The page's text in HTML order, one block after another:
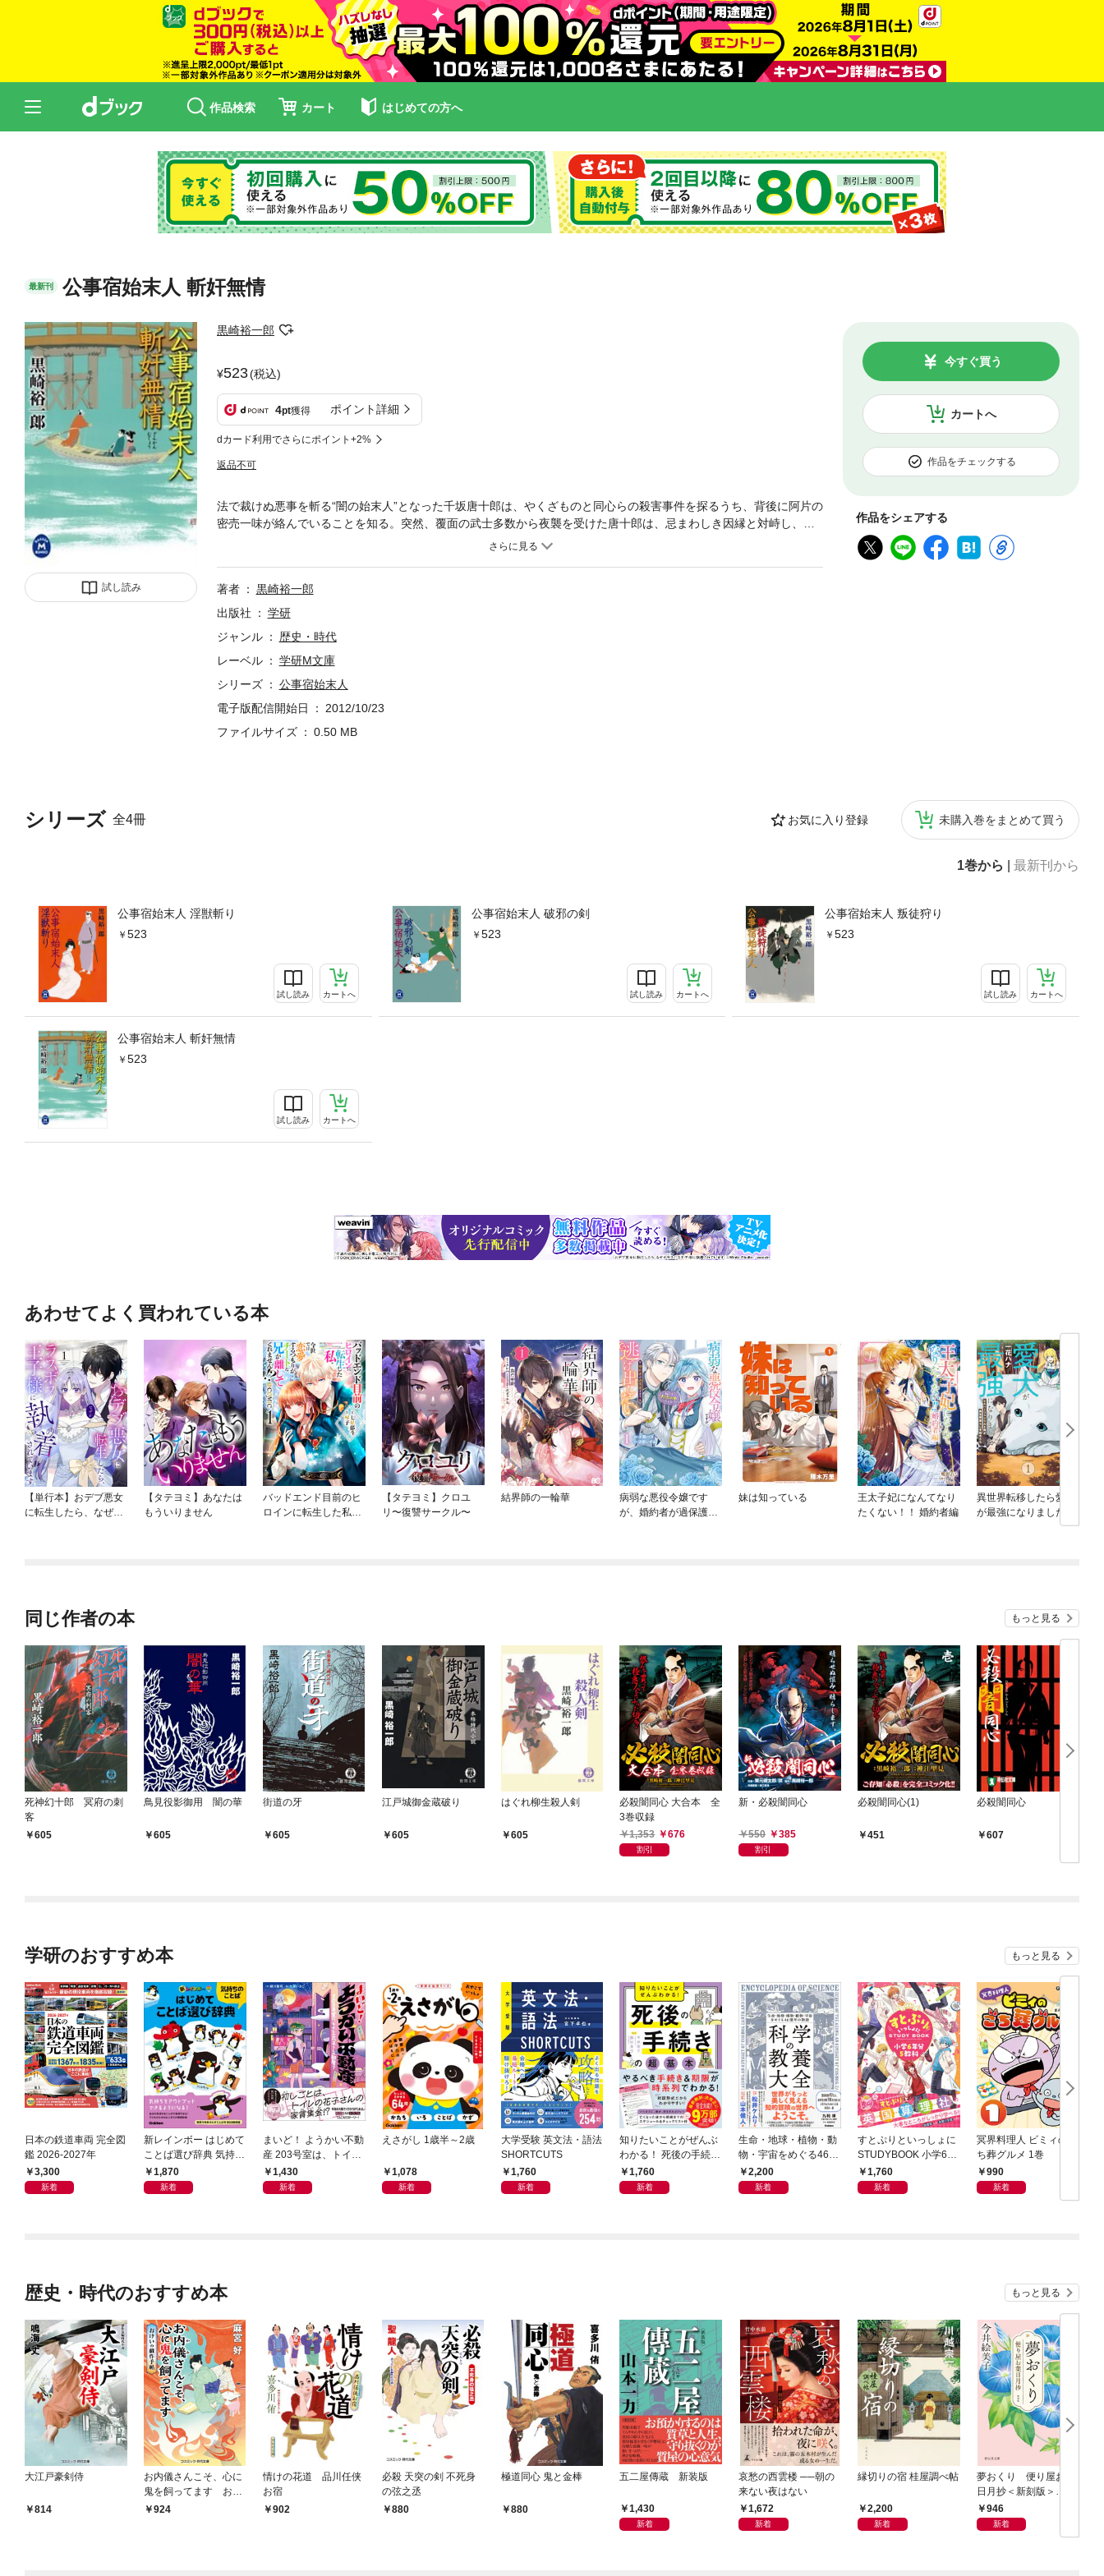
作品検索 カート はじめての方へ
最新刊 公事宿始末人 斬奸無情
試し読み
黒崎裕一郎
523(税込)
4pt獲得 ポイント詳細
dカード利用でさらにポイント+2%
返品不可
カートへ
今すぐ買う
作品をチェックする
作品をシェアする
シリーズ 全4冊 お気に入り登録 未購入巻をまとめて買う
1巻から 最新刊から
公事宿始末人 淫獣斬り
523
試し読み カートへ
公事宿始末人 破邪の剣
523
試し読み カートへ
公事宿始末人 叛徒狩り
523
試し読み カートへ
公事宿始末人 斬奸無情
523
試し読み カートへ
法で裁けぬ悪事を斬る“闇の始末人”となった千坂唐十郎は、やくざものと同心らの殺害事件を探るうち、背後に阿片の
密売一味が絡んでいることを知る。突然、覆面の武士多数から夜襲を受けた唐十郎は、忌まわしき因縁と対峙し、雪
著者
黒崎裕一郎
出版社
学研
ジャンル
歴史・時代
レーベル
学研M文庫
シリーズ
公事宿始末人
電子版配信開始日
2012/10/23
ファイルサイズ
0.50 MB
あわせてよく買われている本
【単行本】おデブ悪女
に転生したら、なぜか
【タテヨミ】あなたは
もういりません
バッドエンド目前のヒ
ロインに転生した私、
【タテヨミ】クロユ
リ〜復讐サークル〜
結界師の一輪華
病弱な悪役令嬢です
が、婚約者が過保護す
妹は知っている
王太子妃になんてなり
たくない！！ 婚約者編
異世界転移したら愛犬
が最強になりました ～
シルバーフェンリルと
同じ作者の本 もっと見る
死神幻十郎 冥府の刺
客
605
鳥見役影御用 闇の華
605
街道の牙
605
江戸城御金蔵破り
605
はぐれ柳生殺人剣
605
必殺闇同心 大合本 全
3巻収録
1,353
676
割引
新・必殺闇同心
550 385
割引
必殺闇同心(1)
451
必殺闇同心
607
学研のおすすめ本 もっと見る
日本の鉄道車両 完全図
鑑 2026-2027年
3,300
新着
新レインボー はじめて
ことば選び辞典 気持ち
のことば
1,870
新着
まいど！ ようかい不動
産 203号室は、トイレ
の花子さんの部屋？
1,430
新着
えさがし 1歳半～2歳
1,078
新着
大学受験 英文法・語法
SHORTCUTS
1,760
新着
知りたいことがぜんぶ
わかる！ 死後の手続き
の超基本
1,760
新着
生命・地球・植物・動
物・宇宙をめぐる46億
年の物語 科学の教養大
全
2,200
新着
すとぷりといっしょに
STUDYBOOK 小学6年
分5教科
1,760
新着
冥界料理人 ビミィのご
ち葬グルメ 1巻
990
新着
歴史・時代のおすすめ本 もっと見る
大江戸豪剣侍
814
お内儀さんこそ、心に
鬼を飼ってます おけ
いの戯作手帖
924
情けの花道 品川任侠
お宿
902
必殺 天突の剣 不死身
の弦之丞
880
極道同心 鬼と金棒
880
五二屋傳蔵 新装版
1,430
新着
哀愁の西雲楼 ──朝の
来ない夜はない
1,672
新着
縁切りの宿 桂屋調べ帖
2,200
新着
夢おくり 便り屋お葉
日月抄＜新刻版＞
［1］
946
新着